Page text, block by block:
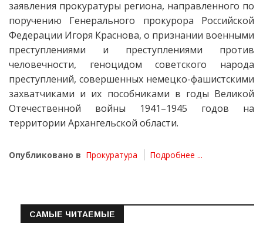
заявления прокуратуры региона, направленного по
поручению Генерального прокурора Российской
Федерации Игоря Краснова, о признании военными
преступлениями и преступлениями против
человечности, геноцидом советского народа
преступлений, совершенных немецко-фашистскими
захватчиками и их пособниками в годы Великой
Отечественной войны 1941–1945 годов на
территории Архангельской области.
Опубликовано в Прокуратура Подробнее ...
САМЫЕ ЧИТАЕМЫЕ